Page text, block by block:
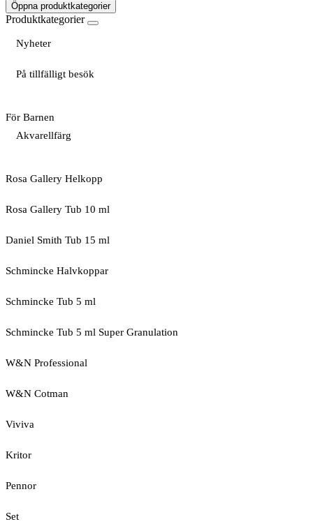
Öppna produktkategorier
Produktkategorier
Nyheter
På tillfälligt besök
För Barnen
Akvarellfärg
Rosa Gallery Helkopp
Rosa Gallery Tub 10 ml
Daniel Smith Tub 15 ml
Schmincke Halvkoppar
Schmincke Tub 5 ml
Schmincke Tub 5 ml Super Granulation
W&N Professional
W&N Cotman
Viviva
Kritor
Pennor
Set